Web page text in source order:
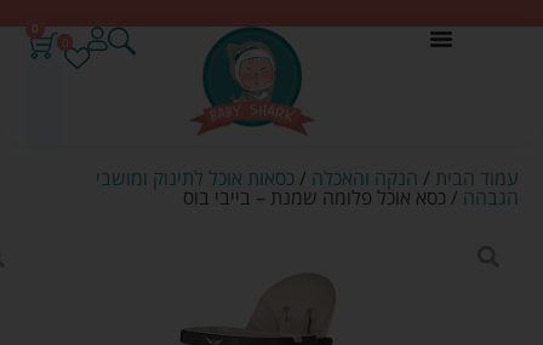
0
עמוד הבית / הנקה והאכלה /כסאות אוכל לתינוק ומושבי
הגבהה / כסא אוכל פלומה שמנת – בייבי בוס